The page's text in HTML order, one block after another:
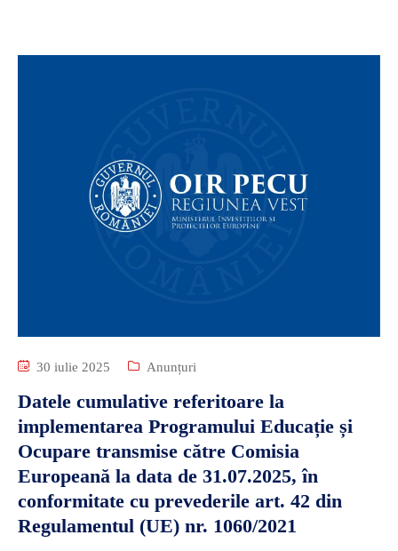
30 iulie 2025 Anunțuri
Datele cumulative referitoare la
implementarea Programului Educație și
Ocupare transmise către Comisia
Europeană la data de 31.07.2025, în
conformitate cu prevederile art. 42 din
Regulamentul (UE) nr. 1060/2021